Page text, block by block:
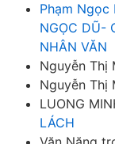
Phạm Ngọc
NGỌC DŨ-
NHÂN VĂN
Nguyễn Thị
Nguyễn Thị
LUONG
LÁCH